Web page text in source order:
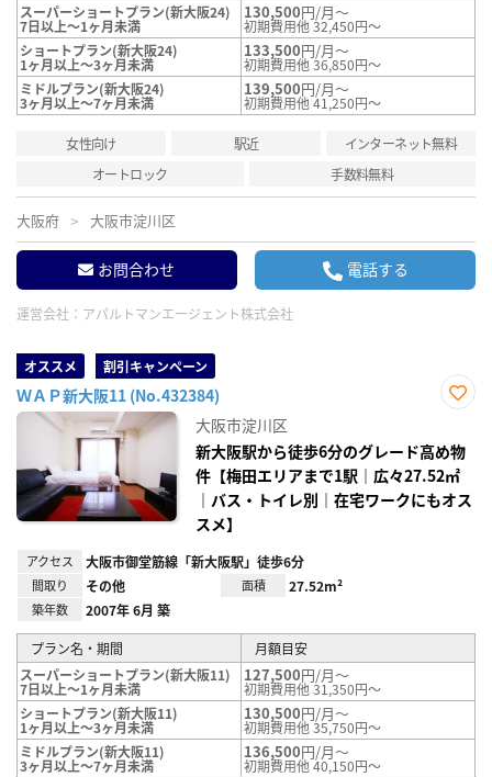
スーパーショートプラン(新大阪24)
7日以上～1ヶ月未満
130,500円/月～
初期費用他 32,450円～
ショートプラン(新大阪24)
1ヶ月以上～3ヶ月未満
133,500円/月～
初期費用他 36,850円～
ミドルプラン(新大阪24)
3ヶ月以上～7ヶ月未満
139,500円/月～
初期費用他 41,250円～
女性向け 駅近
インターネット無料
オートロック
手数料無料
大阪府 大阪市淀川区
お問合わせ 電話する
運営会社： アパルトマンエージェント株式会社
オススメ 割引キャンペーン
ＷＡＰ新大阪11 (No.432384)
り登
録
大阪市淀川区
新大阪駅から徒歩6分のグレード高め物
件【梅田エリアまで1駅｜広々27.52㎡
｜バス・トイレ別｜在宅ワークにもオス
スメ】
アクセス 大阪市御堂筋線「新大阪駅」徒歩6分
間取り その他 面積 27.52m²
築年数 2007年 6月 築
プラン名・期間
月額目安
スーパーショートプラン(新大阪11)
7日以上～1ヶ月未満
127,500円/月～
初期費用他 31,350円～
ショートプラン(新大阪11)
1ヶ月以上～3ヶ月未満
130,500円/月～
初期費用他 35,750円～
ミドルプラン(新大阪11)
3ヶ月以上～7ヶ月未満
136,500円/月～
初期費用他 40,150円～